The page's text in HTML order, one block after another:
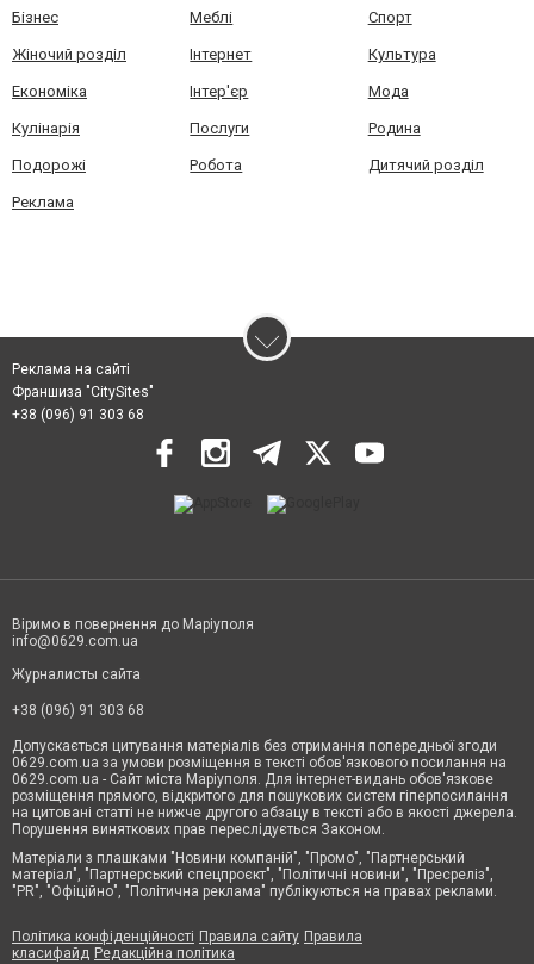
Бізнес Меблі Спорт
Жіночий розділ Інтернет Культура
Економіка Інтер'єр Мода
Кулінарія Послуги Родина
Подорожі Робота Дитячий розділ
Реклама
Реклама на сайті
Франшиза "CitySites"
+38 (096) 91 303 68
Віримо в повернення до Маріуполя
info@0629.com.ua
Журналисты сайта
+38 (096) 91 303 68
Допускається цитування матеріалів без отримання попередньої згоди
0629.com.ua за умови розміщення в тексті обов'язкового посилання на
0629.com.ua - Сайт міста Маріуполя. Для інтернет-видань обов'язкове
розміщення прямого, відкритого для пошукових систем гіперпосилання
на цитовані статті не нижче другого абзацу в тексті або в якості джерела.
Порушення виняткових прав переслідується Законом.
Матеріали з плашками "Новини компаній", "Промо", "Партнерський
матеріал", "Партнерський спецпроєкт", "Політичні новини", "Пресреліз",
"PR", "Офіційно", "Політична реклама" публікуються на правах реклами.
Політика конфіденційності Правила сайту Правила
класифайд Редакційна політика